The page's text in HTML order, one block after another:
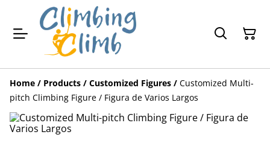
Home / Products / Customized Figures / Customized Multi-
pitch Climbing Figure / Figura de Varios Largos